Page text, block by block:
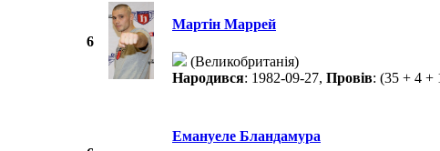
6
Мартін Маррей
(Великобританія)
Народився: 1982-09-27, Провів: (35 + 4 +
Емануеле Бландамура